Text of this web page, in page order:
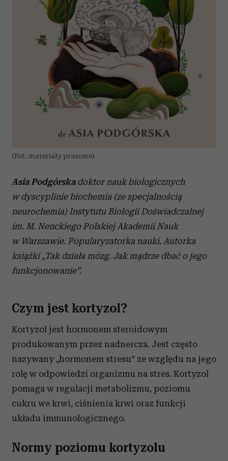
(Fot. materiały prasowe)
Asia Podgórskadoktor nauk biologicznych
w dyscyplinie biochemia (ze specjalnością
neurochemia) Instytutu Biologii Doświadczalnej
im. M. Nenckiego Polskiej Akademii Nauk
w Warszawie. Popularyzatorka nauki. Autorka
książki „Tak działa mózg. Jak mądrze dbać o jego
funkcjonowanie”.
Czym jest kortyzol?
Kortyzol jest hormonem steroidowym
produkowanym przez nadnercza. Jest często
nazywany „hormonem stresu” ze względu na jego
rolę w odpowiedzi organizmu na stres. Kortyzol
pomaga w regulacji metabolizmu, poziomu
cukru we krwi, ciśnienia krwi oraz funkcji
układu immunologicznego.
Normy poziomu kortyzolu